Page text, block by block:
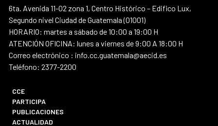
6ta. Avenida 11-02 zona 1, Centro Histórico – Edifico Lux,
Segundo nivel Ciudad de Guatemala (01001)
HORARIO: martes a sábado de 10:00 a 19:00 H
ATENCIÓN OFICINA: lunes a viernes de 9:00 A 18:00 H
Correo electrónico : info.cc.guatemala@aecid.es
Teléfono: 2377-2200
CCE
PARTICIPA
PUBLICACIONES
ACTUALIDAD